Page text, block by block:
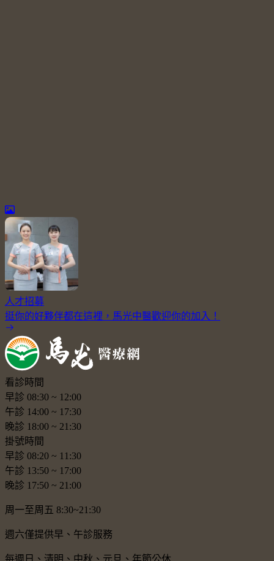
人才招募
挺你的好夥伴都在這裡，馬光中醫歡迎你的加入！
看診時間
早診 08:30 ~ 12:00
午診 14:00 ~ 17:30
晚診 18:00 ~ 21:30
掛號時間
早診 08:20 ~ 11:30
午診 13:50 ~ 17:00
晚診 17:50 ~ 21:00
周一至周五 8:30~21:30
週六僅提供早、午診服務
每週日、清明、中秋、元旦、年節公休